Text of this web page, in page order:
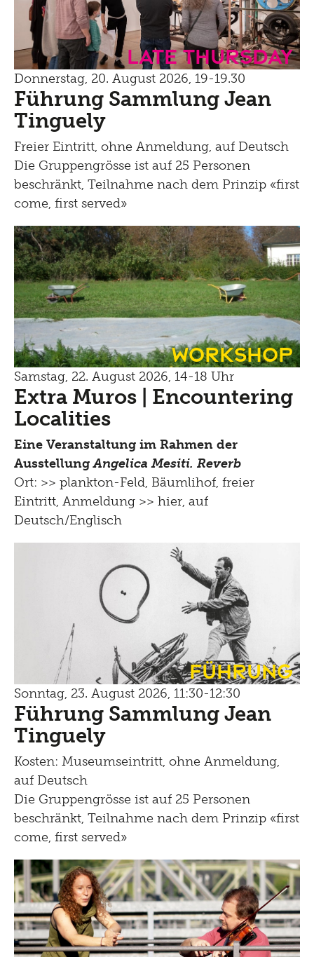
Late Thursday
Donnerstag, 20. August 2026, 19-19.30
Führung Sammlung Jean
Tinguely
Freier Eintritt, ohne Anmeldung, auf Deutsch
Die Gruppengrösse ist auf 25 Personen
beschränkt, Teilnahme nach dem Prinzip «first
come, first served»
Workshop
Samstag, 22. August 2026, 14-18 Uhr
Extra Muros | Encountering
Localities
Eine Veranstaltung im Rahmen der
AusstellungAngelica Mesiti. Reverb
Ort: >> plankton-Feld, Bäumlihof, freier
Eintritt, Anmeldung >> hier, auf
Deutsch/Englisch
Führung
Sonntag, 23. August 2026, 11:30-12:30
Führung Sammlung Jean
Tinguely
Kosten: Museumseintritt, ohne Anmeldung,
auf Deutsch
Die Gruppengrösse ist auf 25 Personen
beschränkt, Teilnahme nach dem Prinzip «first
come, first served»